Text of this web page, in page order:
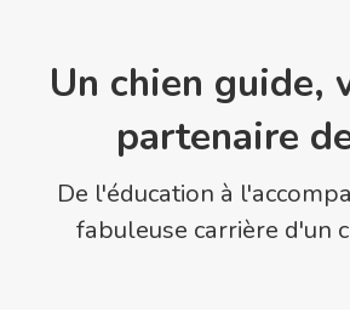
Un chien guide,
partenaire
De l'éducation à
fabuleuse carrière d'un